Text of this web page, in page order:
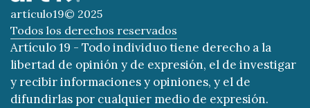
artículo19© 2025
Todos los derechos reservados
Artículo 19 - Todo individuo tiene derecho a la
libertad de opinión y de expresión, el de investigar
y recibir informaciones y opiniones, y el de
difundirlas por cualquier medio de expresión.